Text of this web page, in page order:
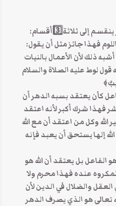
ثلاثة3️⃣أقسام:
فهذا جائز مثل أن يقول:
ذلك لأن الأعمال بالنيات
لوط عليه الصلاة والسلام
كأن يعتقد بسبه الدهر أن
فهذا شرك أكبر لأنه اعتقد
الله وكل من اعتقد أن مع الله
إلها يستحق أن يعبد فإنه
الفاعل بل يعتقد أن الله هو
عنده فهذا محرم ولا
والضلال في الدين لأن
تعالى هو الذي يصرف الدهر